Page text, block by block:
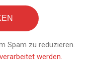
Spam zu reduzieren.
werden.